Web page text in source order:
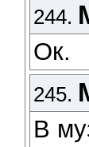
244.
Ок.
245.
В